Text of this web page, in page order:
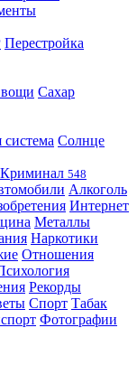
Перестройка
Сахар
Солнце
Криминал 548
Алкоголь
Интернет
Металлы
Наркотики
Отношения
Рекорды
Спорт Табак
Фотографии